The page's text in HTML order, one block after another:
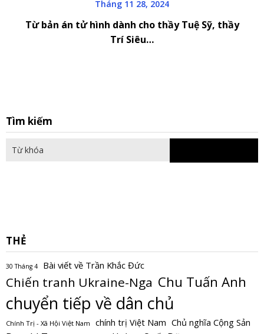
Tháng 11 28, 2024
Từ bản án tử hình dành cho thầy Tuệ Sỹ, thầy
Trí Siêu…
Tìm kiếm
THẺ
30 Tháng 4 Bài viết về Trần Khắc Đức
Chiến tranh Ukraine-Nga Chu Tuấn Anh
chuyển tiếp về dân chủ
Chính Trị - Xã Hội Việt Nam chính trị Việt Nam Chủ nghĩa Cộng Sản